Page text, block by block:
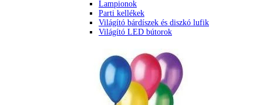
Lampionok
Parti kellékek
Világító bárdíszek és diszkó lufik
Világító LED bútorok